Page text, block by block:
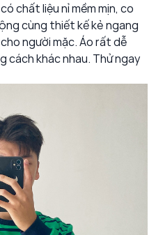
chất liệu nỉ mềm mịn, co
cùng thiết kế kẻ ngang
người mặc. Áo rất dễ
cách khác nhau. Thử ngay